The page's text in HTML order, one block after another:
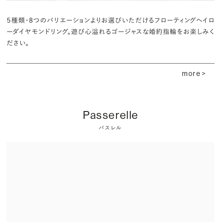
５種類・８つのバリエーションよりお選びいただけるフローティングヘイロ
ーダイヤモンドリング。遊び心溢れるゴージャスな婚約指輪をお楽しみく
ださい。
more >
Passerelle
パスレル